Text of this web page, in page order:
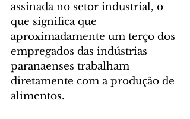
assinada no setor industrial, o
que significa que
aproximadamente um terço dos
empregados das indústrias
paranaenses trabalham
diretamente com a produção de
alimentos.